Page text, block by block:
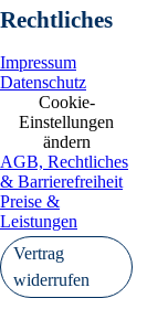
Rechtliches
Impressum
Datenschutz
Cookie-
Einstellungen
ändern
AGB, Rechtliches
& Barrierefreiheit
Preise &
Leistungen
Vertrag
widerrufen